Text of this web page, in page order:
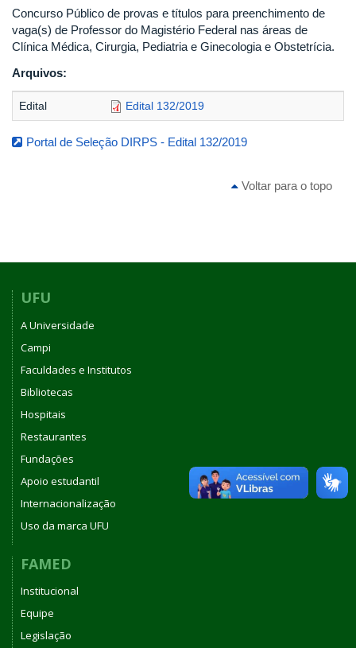
Concurso Público de provas e títulos para preenchimento de
vaga(s) de Professor do Magistério Federal nas áreas de
Clínica Médica, Cirurgia, Pediatria e Ginecologia e Obstetrícia.
Arquivos:
Edital Edital 132/2019
Portal de Seleção DIRPS - Edital 132/2019
Voltar para o topo
UFU
A Universidade
Campi
Faculdades e Institutos
Bibliotecas
Hospitais
Restaurantes
Fundações
Apoio estudantil
Internacionalização
Uso da marca UFU
FAMED
Institucional
Equipe
Legislação